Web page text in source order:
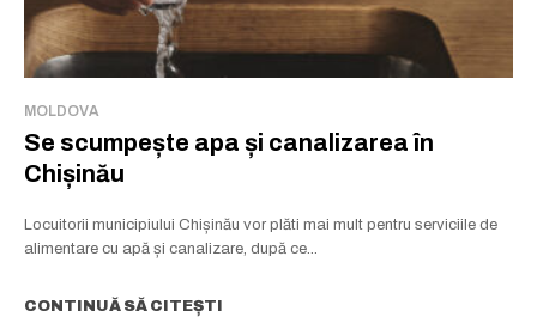
MOLDOVA
Se scumpește apa și canalizarea în
Chișinău
Locuitorii municipiului Chișinău vor plăti mai mult pentru serviciile de
alimentare cu apă și canalizare, după ce...
CONTINUĂ SĂ CITEȘTI